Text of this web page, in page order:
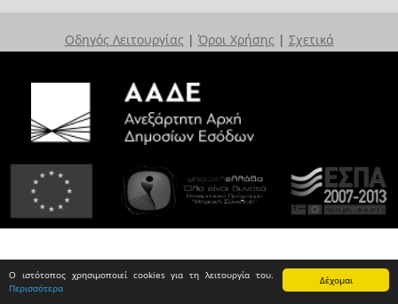
Δέχομαι
Ο ιστότοπος χρησιμοποιεί cookies για τη λειτουργία του.
Περισσότερα
Οδηγός Λειτουργίας | Όροι Χρήσης | Σχετικά